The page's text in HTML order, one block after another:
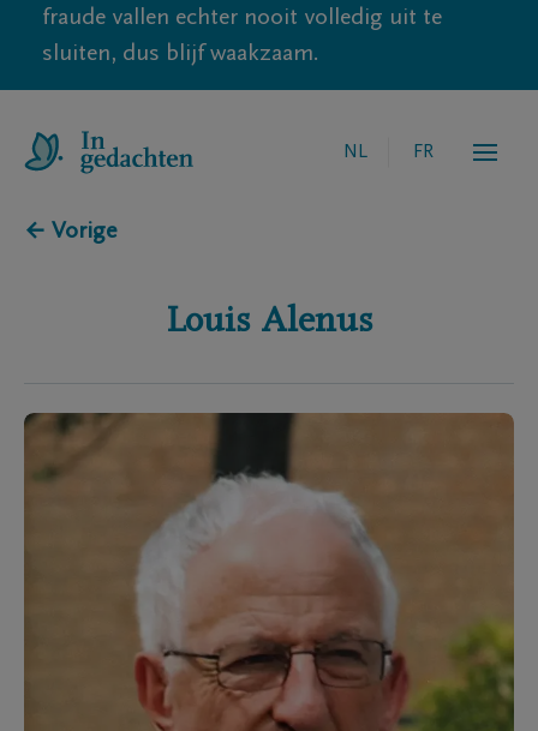
fraude vallen echter nooit volledig uit te
sluiten, dus blijf waakzaam.
NL FR
← Vorige
Louis Alenus